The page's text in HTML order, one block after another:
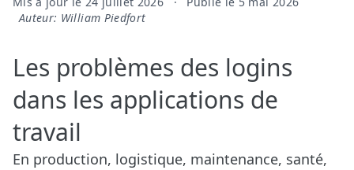
Auteur: William Piedfort
Les problèmes des logins
dans les applications de
travail
En production, logistique, maintenance, santé,